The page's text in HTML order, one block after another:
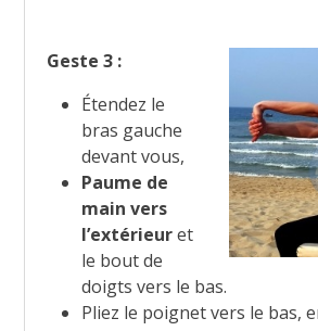
Geste 3 :
Étendez le
bras gauche
devant vous,
Paume de
main vers
l’extérieuret
le bout de
doigts vers le bas.
Pliez le poignet vers le bas,